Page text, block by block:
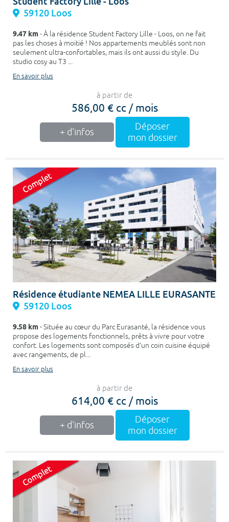
59120 Loos
9.47 km- À la résidence Student Factory Lille - Loos, on ne fait
pas les choses à moitié ! Nos appartements meublés sont non
seulement ultra-confortables, mais ils ont aussi du style. Du
studio cosy au T3 ...
En savoir plus
à partir de
586,00 € cc / mois
+ d'infos
Déposer
mon dossier
Résidence étudiante NEMEA LILLE EURASANTE
59120 Loos
9.58 km- Située au cœur du Parc Eurasanté, la résidence vous
propose des logements fonctionnels, prêts à vivre pour votre
confort. Les logements sont composés d’un coin cuisine équipé
avec rangements, de pl...
En savoir plus
à partir de
614,00 € cc / mois
+ d'infos
Déposer
mon dossier